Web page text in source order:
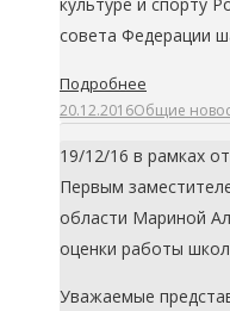
совета Федерации
Подробнее
20.12.2016Общие
19/12/16 в рамках
Первым
области Мариной
оценки работы
Уважаемые